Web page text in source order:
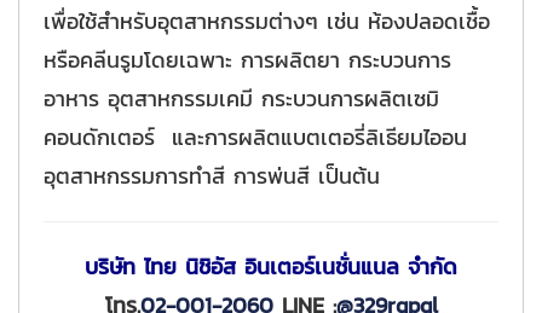
เพื่อใช้สำหรับอุตสาหกรรมต่างๆ เช่น ห้องปลอดเชื้อ
หรือคลีนรูมโดยเฉพาะ การผลิตยา กระบวนการ
อาหาร อุตสาหกรรมเคมี กระบวนการผลิตเซมิ
คอนดักเตอร์ และการผลิตแบตเตอรี่ลิเธียมไออน
อุตสาหกรรมการทำสี การพ่นสี เป็นต้น
บริษัท ไทย นิชิอัส อินเตอร์เนชั่นแนล จำกัด
โทร.02-001-2060LINE :@329rqpql